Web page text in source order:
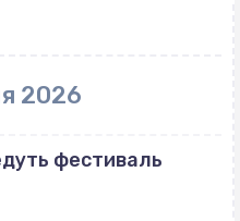
2026
фестиваль